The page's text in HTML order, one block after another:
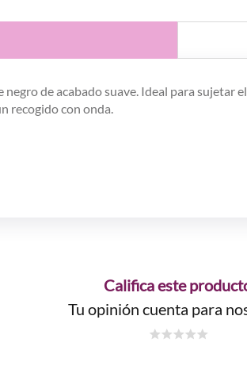
de acabado suave. Ideal para sujetar
recogido con onda.
Califica este
Tu opinión cuenta para